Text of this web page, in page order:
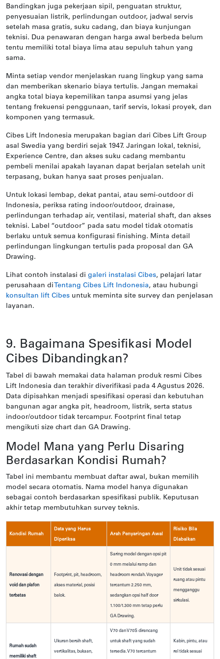
Bandingkan juga pekerjaan sipil, penguatan struktur,
penyesuaian listrik, perlindungan outdoor, jadwal servis
setelah masa gratis, suku cadang, dan biaya kunjungan
teknisi. Dua penawaran dengan harga awal berbeda belum
tentu memiliki total biaya lima atau sepuluh tahun yang
sama.
Minta setiap vendor menjelaskan ruang lingkup yang sama
dan memberikan skenario biaya tertulis. Jangan memakai
angka total biaya kepemilikan tanpa asumsi yang jelas
tentang frekuensi penggunaan, tarif servis, lokasi proyek, dan
komponen yang termasuk.
Cibes Lift Indonesia merupakan bagian dari Cibes Lift Group
asal Swedia yang berdiri sejak 1947. Jaringan lokal, teknisi,
Experience Centre, dan akses suku cadang membantu
pembeli menilai apakah layanan dapat berjalan setelah unit
terpasang, bukan hanya saat proses penjualan.
Untuk lokasi lembap, dekat pantai, atau semi-outdoor di
Indonesia, periksa rating indoor/outdoor, drainase,
perlindungan terhadap air, ventilasi, material shaft, dan akses
teknisi. Label “outdoor” pada satu model tidak otomatis
berlaku untuk semua konfigurasi finishing. Minta detail
perlindungan lingkungan tertulis pada proposal dan GA
Drawing.
Lihat contoh instalasi di galeri instalasi Cibes, pelajari latar
perusahaan diTentang Cibes Lift Indonesia, atau hubungi
konsultan lift Cibes untuk meminta site survey dan penjelasan
layanan.
9. Bagaimana Spesifikasi Model
Cibes Dibandingkan?
Tabel di bawah memakai data halaman produk resmi Cibes
Lift Indonesia dan terakhir diverifikasi pada 4 Agustus 2026.
Data dipisahkan menjadi spesifikasi operasi dan kebutuhan
bangunan agar angka pit, headroom, listrik, serta status
indoor/outdoor tidak tercampur. Footprint final tetap
mengikuti size chart dan GA Drawing.
Model Mana yang Perlu Disaring
Berdasarkan Kondisi Rumah?
Tabel ini membantu membuat daftar awal, bukan memilih
model secara otomatis. Nama model hanya digunakan
sebagai contoh berdasarkan spesifikasi publik. Keputusan
akhir tetap membutuhkan survey teknis.
Kondisi Rumah
Data yang Harus
Diperiksa
Arah Penyaringan Awal
Risiko Bila
Diabaikan
Renovasi dengan
void dan plafon
terbatas
Footprint, pit, headroom,
akses material, posisi
balok.
Saring model dengan opsi pit
0 mm melalui ramp dan
headroom rendah. Voyager
tercantum 2.250 mm,
sedangkan opsi half door
1.100/1.300 mm tetap perlu
GA Drawing.
Unit tidak sesuai
ruang atau pintu
mengganggu
sirkulasi.
Rumah sudah
memiliki shaft
Ukuran bersih shaft,
vertikalitas, bukaan,
V70 dan V70S dirancang
untuk shaft yang sudah
tersedia. V70 tercantum
Kabin, pintu, atau
rel tidak sesuai